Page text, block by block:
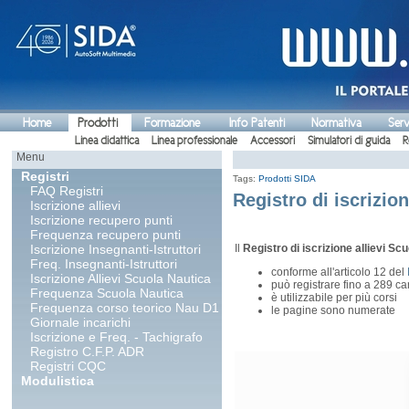
Home Prodotti Formazione Info Patenti Normativa
Linea didattica Linea professionale Accessori Simulatori di guida
Menu
Registri
FAQ Registri
Iscrizione allievi
Iscrizione recupero punti
Frequenza recupero punti
Iscrizione Insegnanti-Istruttori
Freq. Insegnanti-Istruttori
Iscrizione Allievi Scuola Nautica
Frequenza Scuola Nautica
Frequenza corso teorico Nau D1
Giornale incarichi
Iscrizione e Freq. - Tachigrafo
Registro C.F.P. ADR
Registri CQC
Modulistica
Tags: Prodotti SIDA
Registro di
Registro di iscrizione allievi
conforme all'articolo 12 del
può registrare fino a 289
è utilizzabile per più corsi
le pagine sono numerate